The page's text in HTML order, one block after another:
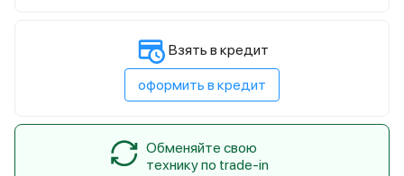
Взять в кредит
оформить в кредит
Обменяйте свою
технику по trade-in